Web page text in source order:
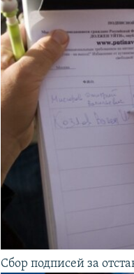
Сбор подписей за